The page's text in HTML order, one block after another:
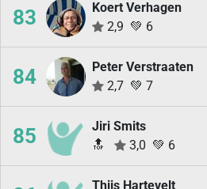
83
Koert Verhagen
2,9 💚 6
84
Peter Verstraaten
2,7 💚 7
85
Jiri Smits
🔝
3,0 💚 6
Thijs Hartevelt